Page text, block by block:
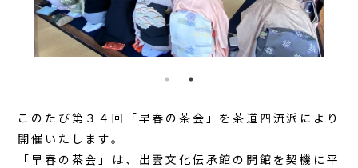
このたび第３４回「早春の茶会」を茶道四流派により
開催いたします。
「早春の茶会」は、出雲文化伝承館の開館を契機に平